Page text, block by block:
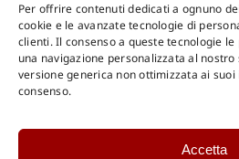
Per offrire contenuti dedicati a ognuno
cookie e le avanzate tecnologie di
clienti. Il consenso a queste tecnologie
una navigazione personalizzata al
versione generica non ottimizzata ai
consenso.
Accetta
Shop Gangemi Editore-Pagamenti